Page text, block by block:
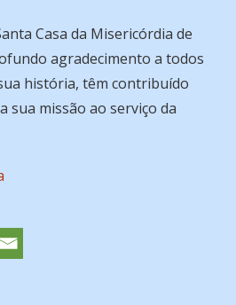
Casa da Misericórdia de
agradecimento a todos
história, têm contribuído
sua missão ao serviço da